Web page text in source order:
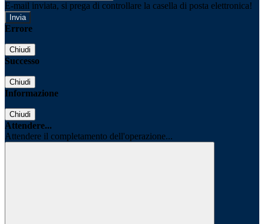
E-mail inviata, si prega di controllare la casella di posta elettronica!
Errore
Chiudi
Successo
Chiudi
Informazione
Chiudi
Attendere...
Attendere il completamento dell'operazione...